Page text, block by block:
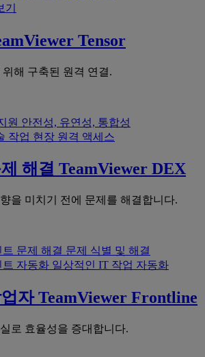
Tensor
해 구축된 원격 연결.
원 안전성, 유연성, 통합성
작업 현장 원격 액세스
해결 TeamViewer DEX
을 미치기 전에 문제를 해결합니다.
문제 해결 문제 식별 및 해결
트 자동화 일상적인 IT 작업 자동화
자 TeamViewer Frontline
로 효율성을 증대합니다.